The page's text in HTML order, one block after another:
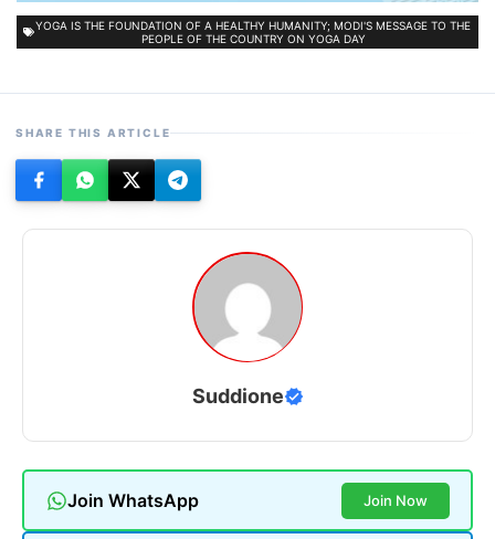
YOGA IS THE FOUNDATION OF A HEALTHY HUMANITY; MODI'S MESSAGE TO THE
PEOPLE OF THE COUNTRY ON YOGA DAY
SHARE THIS ARTICLE
Suddione
Join WhatsApp Join Now